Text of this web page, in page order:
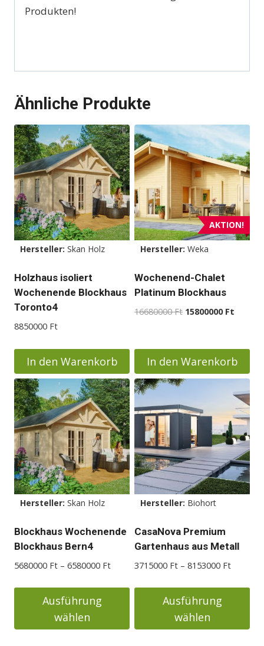
Produkten!
Ähnliche Produkte
Hersteller: Skan Holz
Holzhaus isoliert
Wochenende Blockhaus
Toronto4
8850000 Ft
In den Warenkorb
AKTION!
Hersteller: Weka
Wochenend-Chalet
Platinum Blockhaus
16680000Ft Ursprünglicher
16680000 Ft
15800000 Ft
In den Warenkorb
Hersteller: Skan Holz
Blockhaus Wochenende
Blockhaus Bern4
5680000 Ft – 6580000 FtPreisspanne:
bis
Ausführung
wählen
Hersteller: Biohort
CasaNova Premium
Gartenhaus aus Metall
3715000 Ft – 8153000 Ft
bis
Ausführung
wählen